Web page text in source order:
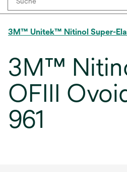
3M™ Unitek™ Nitinol Super-
3M™
OFIII
961